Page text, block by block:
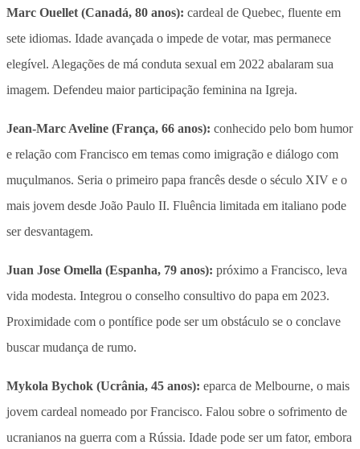
Marc Ouellet (Canadá, 80 anos): cardeal de Quebec, fluente em
sete idiomas. Idade avançada o impede de votar, mas permanece
elegível. Alegações de má conduta sexual em 2022 abalaram sua
imagem. Defendeu maior participação feminina na Igreja.
Jean-Marc Aveline (França, 66 anos): conhecido pelo bom humor
e relação com Francisco em temas como imigração e diálogo com
muçulmanos. Seria o primeiro papa francês desde o século XIV e o
mais jovem desde João Paulo II. Fluência limitada em italiano pode
ser desvantagem.
Juan Jose Omella (Espanha, 79 anos): próximo a Francisco, leva
vida modesta. Integrou o conselho consultivo do papa em 2023.
Proximidade com o pontífice pode ser um obstáculo se o conclave
buscar mudança de rumo.
Mykola Bychok (Ucrânia, 45 anos): eparca de Melbourne, o mais
jovem cardeal nomeado por Francisco. Falou sobre o sofrimento de
ucranianos na guerra com a Rússia. Idade pode ser um fator, embora